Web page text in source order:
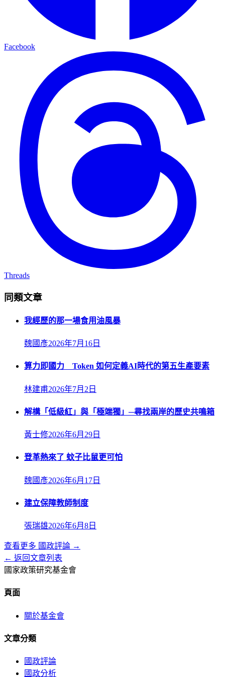
Facebook
Threads
同類文章
我經歷的那一場食用油風暴
魏國彥2026年7月16日
算力即國力 Token 如何定義AI時代的第五生產要素
林建甫2026年7月2日
解構「低級紅」與「極端獨」─尋找兩岸的歷史共鳴箱
黃士修2026年6月29日
登革熱來了 蚊子比鼠更可怕
魏國彥2026年6月17日
建立保障教師制度
張瑞雄2026年6月8日
查看更多 國政評論 →
← 返回文章列表
國家政策研究基金會
頁面
關於基金會
文章分類
國政評論
國政分析